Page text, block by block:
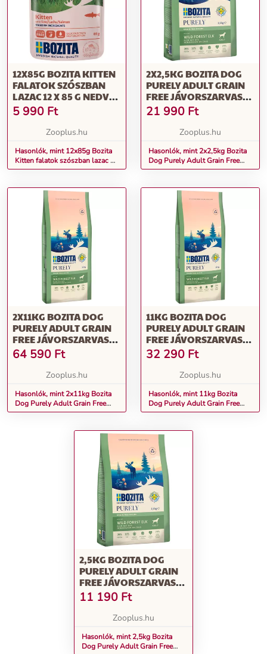
12X85G BOZITA KITTEN
FALATOK SZÓSZBAN
LAZAC 12 X 85 G NEDVES
MACSKATÁP
5 990 Ft
Zooplus.hu
Hasonlók, mint 12x85g Bozita
Kitten falatok szószban lazac 12
x 85 g nedves macskatáp
2X2,5KG BOZITA DOG
PURELY ADULT GRAIN
FREE JÁVORSZARVAS
SZÁRAZ KUTYATÁP
21 990 Ft
Zooplus.hu
Hasonlók, mint 2x2,5kg Bozita
Dog Purely Adult Grain Free
jávorszarvas száraz kutyatáp
2X11KG BOZITA DOG
PURELY ADULT GRAIN
FREE JÁVORSZARVAS
SZÁRAZ KUTYATÁP
64 590 Ft
Zooplus.hu
Hasonlók, mint 2x11kg Bozita
Dog Purely Adult Grain Free
jávorszarvas száraz kutyatáp
11KG BOZITA DOG
PURELY ADULT GRAIN
FREE JÁVORSZARVAS
SZÁRAZ KUTYATÁP
32 290 Ft
Zooplus.hu
Hasonlók, mint 11kg Bozita
Dog Purely Adult Grain Free
jávorszarvas száraz kutyatáp
2,5KG BOZITA DOG
PURELY ADULT GRAIN
FREE JÁVORSZARVAS
SZÁRAZ KUTYATÁP
11 190 Ft
Zooplus.hu
Hasonlók, mint 2,5kg Bozita
Dog Purely Adult Grain Free